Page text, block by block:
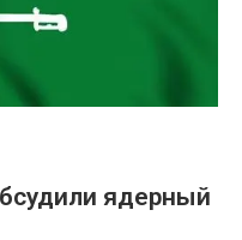
ядерный